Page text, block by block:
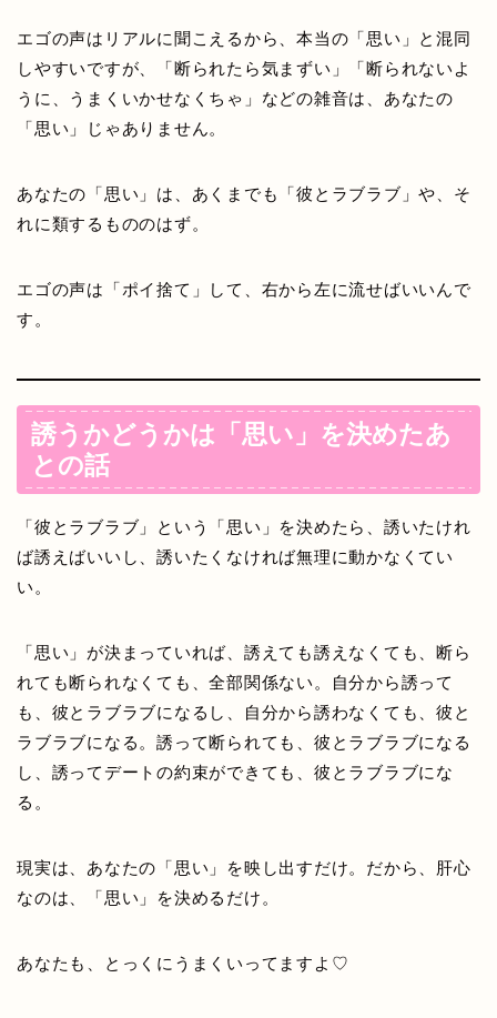
エゴの声はリアルに聞こえるから、本当の「思い」と混同
しやすいですが、「断られたら気まずい」「断られないよ
うに、うまくいかせなくちゃ」などの雑音は、あなたの
「思い」じゃありません。
あなたの「思い」は、あくまでも「彼とラブラブ」や、そ
れに類するもののはず。
エゴの声は「ポイ捨て」して、右から左に流せばいいんで
す。
誘うかどうかは「思い」を決めたあ
との話
「彼とラブラブ」という「思い」を決めたら、誘いたけれ
ば誘えばいいし、誘いたくなければ無理に動かなくてい
い。
「思い」が決まっていれば、誘えても誘えなくても、断ら
れても断られなくても、全部関係ない。自分から誘って
も、彼とラブラブになるし、自分から誘わなくても、彼と
ラブラブになる。誘って断られても、彼とラブラブになる
し、誘ってデートの約束ができても、彼とラブラブにな
る。
現実は、あなたの「思い」を映し出すだけ。だから、肝心
なのは、「思い」を決めるだけ。
あなたも、とっくにうまくいってますよ♡